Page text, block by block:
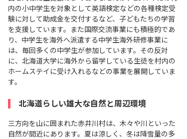
内の小中学生を対象として英語検定などの各種検定受
験に対して助成金を交付するなど、子どもたちの学習
を支援しています。また国際交流事業にも積極的であ
り、中学生を海外へ派遣する中学生海外研修事業に
は、毎回多くの中学生が参加しています。その反対
に、北海道大学に海外から留学している生徒を村内の
ホームステイに受け入れるなどの事業を展開していま
す。
北海道らしい雄大な自然と周辺環境
三方向を山に囲まれた赤井川村は、木々や川といった
自然が間近にあります。夏は涼しく、冬は降雪量の多